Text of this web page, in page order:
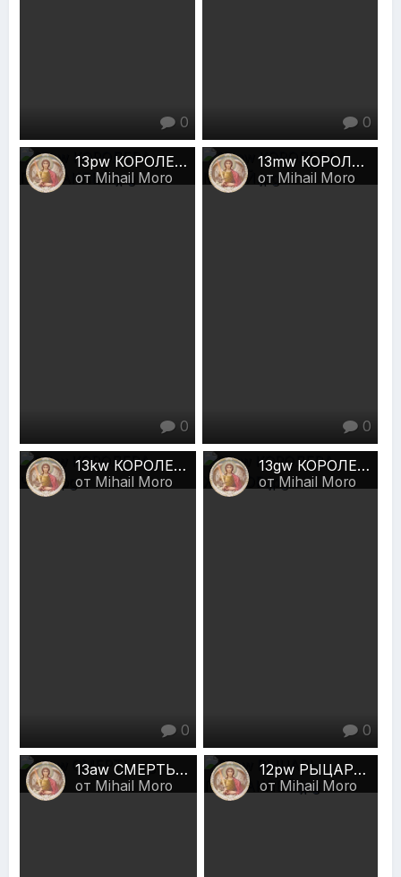
0 0
13pw КОРОЛЕВА ПЕНТАКЛЕЙ.jpg
от Mihail Moro
0
13mw КОРОЛЕВА МЕЧЕЙ.jpg
от Mihail Moro
0
13kw КОРОЛЕВА ЧАШ.jpg
от Mihail Moro
0
13gw КОРОЛЕВА ЖЕЗЛОВ.jpg
от Mihail Moro
0
13aw СМЕРТЬ.jpg
от Mihail Moro
12pw РЫЦАРЬ ПЕНТАКЛЕЙ.jpg
от Mihail Moro